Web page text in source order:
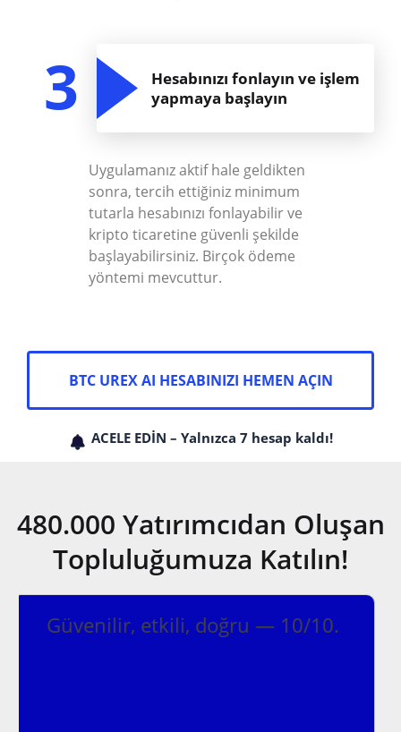
3
Hesabınızı fonlayın ve işlem
yapmaya başlayın
Uygulamanız aktif hale geldikten
sonra, tercih ettiğiniz minimum
tutarla hesabınızı fonlayabilir ve
kripto ticaretine güvenli şekilde
başlayabilirsiniz. Birçok ödeme
yöntemi mevcuttur.
BTC UREX AI HESABINIZI HEMEN AÇIN
ACELE EDİN – Yalnızca 7 hesap kaldı!
480.000 Yatırımcıdan Oluşan
Topluluğumuza Katılın!
Kripto ticareti için en güvenli yol